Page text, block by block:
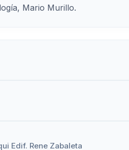
Mario Murillo.
Edif. Rene Zabaleta